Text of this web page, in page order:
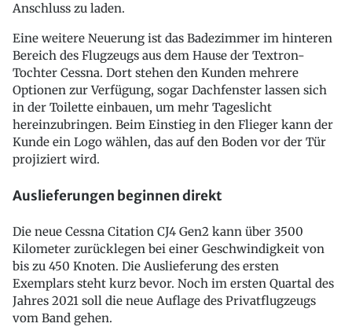
Anschluss zu laden.
Eine weitere Neuerung ist das Badezimmer im hinteren
Bereich des Flugzeugs aus dem Hause der Textron-
Tochter Cessna. Dort stehen den Kunden mehrere
Optionen zur Verfügung, sogar Dachfenster lassen sich
in der Toilette einbauen, um mehr Tageslicht
hereinzubringen. Beim Einstieg in den Flieger kann der
Kunde ein Logo wählen, das auf den Boden vor der Tür
projiziert wird.
Auslieferungen beginnen direkt
Die neue Cessna Citation CJ4 Gen2 kann über 3500
Kilometer zurücklegen bei einer Geschwindigkeit von
bis zu 450 Knoten. Die Auslieferung des ersten
Exemplars steht kurz bevor. Noch im ersten Quartal des
Jahres 2021 soll die neue Auflage des Privatflugzeugs
vom Band gehen.